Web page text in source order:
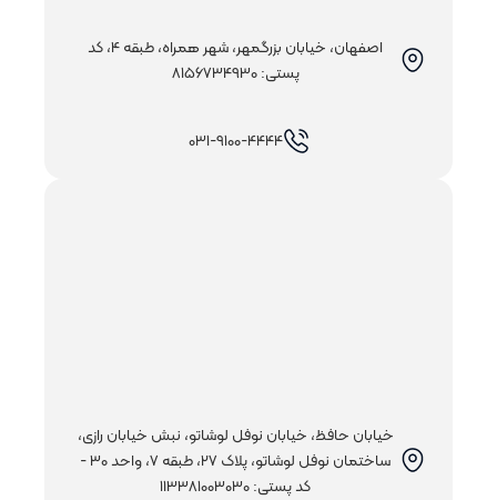
اصفهان، خیابان بزرگمهر، شهر همراه، طبقه 4، کد
پستی: 8156734930
031-9100-4444
خيابان حافظ، خيابان نوفل لوشاتو، نبش خيابان رازی،
ساختمان نوفل لوشاتو، پلاک 27، طبقه 7، واحد 30 -
کد پستی: 113381003030